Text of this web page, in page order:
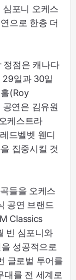
포니 오케스
으로 한층 더
정점은 캐나다
일과 30일
(Roy
연은 김유원
케스트라
드벨벳 웬디
집중시킬 것
들을 오케스
공연 브랜드
Classics
빈 심포니와
성공적으로
글로벌 투어를
대를 전 세계로